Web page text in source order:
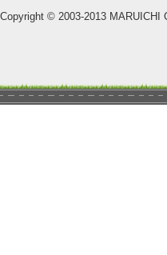
Copyright © 2003-2013 MARUICHI